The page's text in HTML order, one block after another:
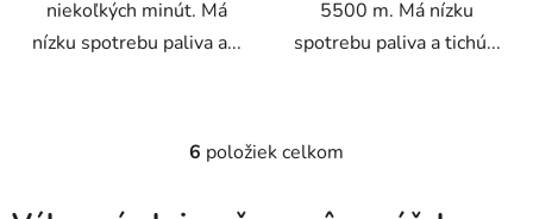
niekoľkých minút. Má
nízku spotrebu paliva a...
5500 m. Má nízku
spotrebu paliva a tichú...
O
6 položiek celkom